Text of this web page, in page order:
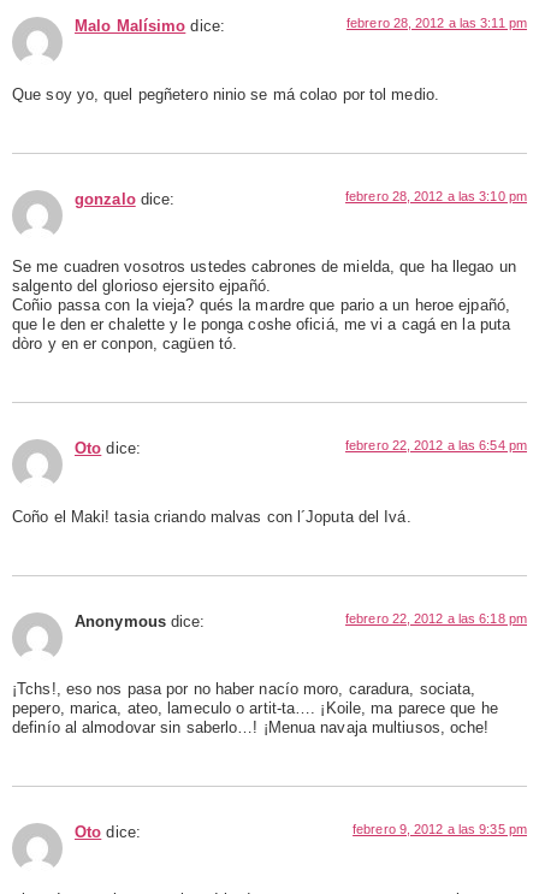
Malo Malísimo dice: febrero 28, 2012 a las 3:11 pm
Que soy yo, quel pegñetero ninio se má colao por tol medio.
gonzalo dice: febrero 28, 2012 a las 3:10 pm
Se me cuadren vosotros ustedes cabrones de mielda, que ha llegao un
salgento del glorioso ejersito ejpañó.
Coñio passa con la vieja? qués la mardre que pario a un heroe ejpañó,
que le den er chalette y le ponga coshe oficiá, me vi a cagá en la puta
dòro y en er conpon, cagüen tó.
Oto dice: febrero 22, 2012 a las 6:54 pm
Coño el Maki! tasia criando malvas con l´Joputa del Ivá.
Anonymous dice: febrero 22, 2012 a las 6:18 pm
¡Tchs!, eso nos pasa por no haber nacío moro, caradura, sociata,
pepero, marica, ateo, lameculo o artit-ta…. ¡Koile, ma parece que he
definío al almodovar sin saberlo…! ¡Menua navaja multiusos, oche!
Oto dice: febrero 9, 2012 a las 9:35 pm